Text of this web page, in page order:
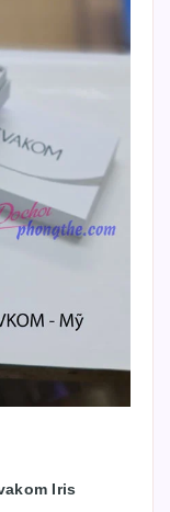
Iris